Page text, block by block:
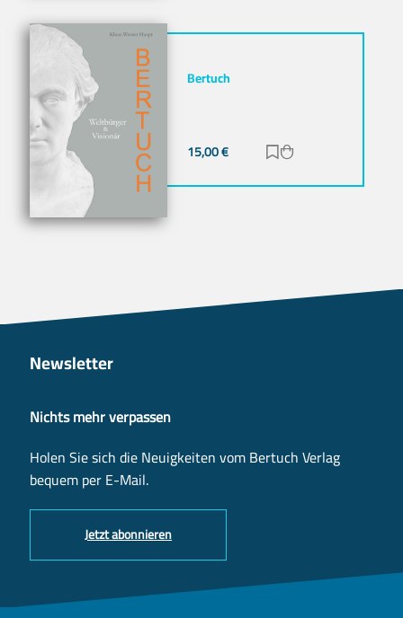
Bertuch
15,00€ Zur Merkliste
Newsletter
Nichts mehr verpassen
Holen Sie sich die Neuigkeiten vom Bertuch Verlag
bequem per E-Mail.
Jetzt abonnieren